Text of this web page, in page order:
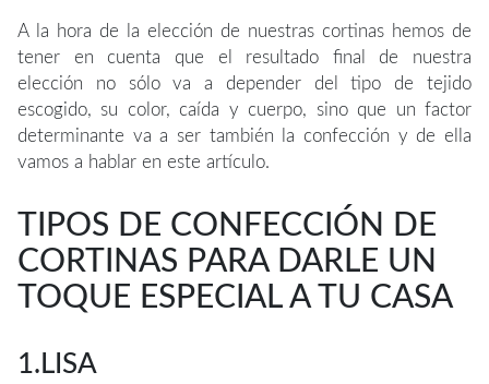
A la hora de la elección de nuestras cortinas hemos de
tener en cuenta que el resultado final de nuestra
elección no sólo va a depender del tipo de tejido
escogido, su color, caída y cuerpo, sino que un factor
determinante va a ser también la confección y de ella
vamos a hablar en este artículo.
TIPOS DE CONFECCIÓN DE
CORTINAS PARA DARLE UN
TOQUE ESPECIAL A TU CASA
1.LISA